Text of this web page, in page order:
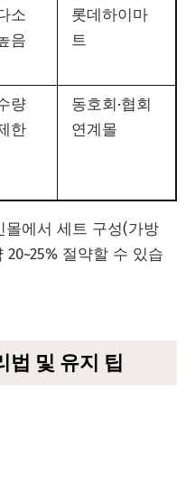
소
음
롯데하이마
트
량
한
동호회·협회
연계몰
몰에서 세트 구성(가방
절약할 수 있습
법 및 유지 팁